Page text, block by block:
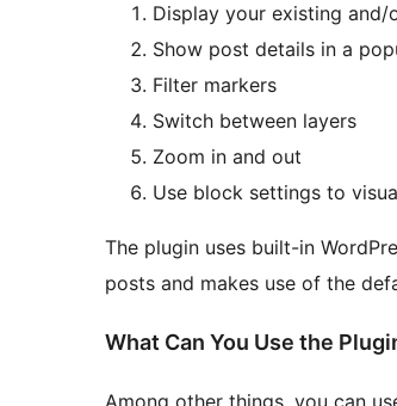
Display your existing
Show post details in a
Filter markers
Switch between layers
Zoom in and out
Use block settings to
The plugin uses built-in
posts and makes use of the
What Can You Use the
Among other things, you can